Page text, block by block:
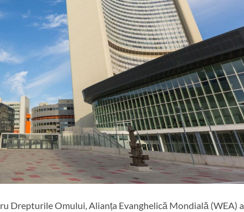
Drepturile Omului, Alianța Evanghelică Mondială (WEA) a